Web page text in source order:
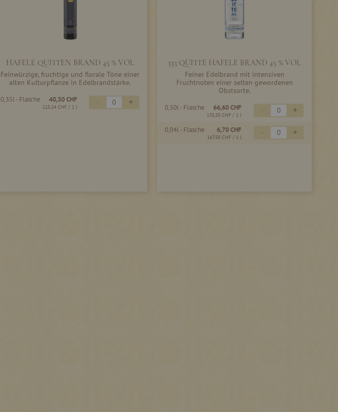
HAFELE QUITTEN BRAND 45 % VOL
Feinwürzige, fruchtige und florale Töne einer
alten Kulturpflanze in Edelbrandstärke.
0,35l - Flasche 40,30 CHF
115,14 CHF/ 1 l - +
333 QUITTE HAFELE BRAND 45 % VOL
Feiner Edelbrand mit intensiven
Fruchtnoten einer selten gewordenen
Obstsorte.
0,50l - Flasche 66,60 CHF
133,20 CHF / 1 l - +
0,04l - Flasche 6,70 CHF
167,50 CHF / 1 l - +